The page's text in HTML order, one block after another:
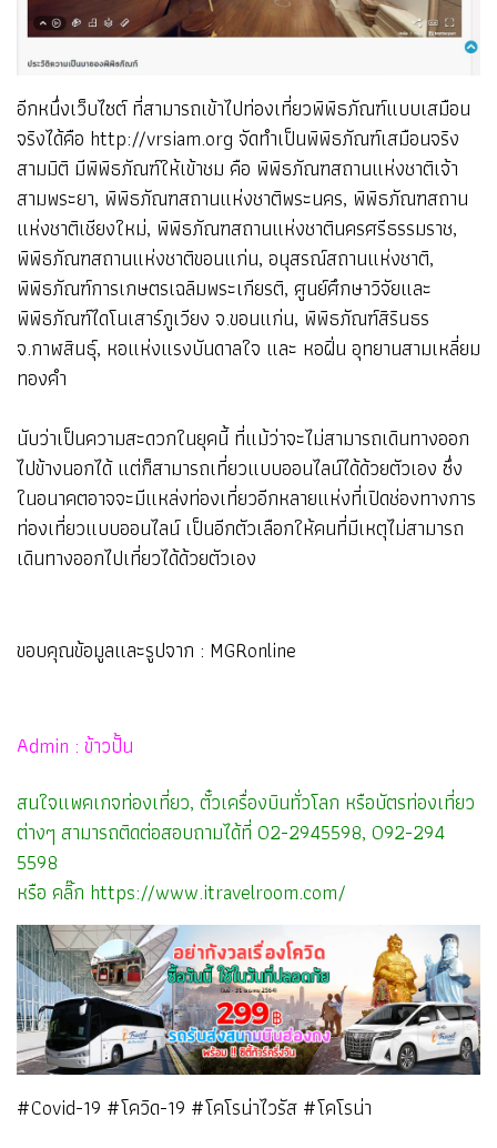
อีกหนึ่งเว็บไซต์ ที่สามารถเข้าไปท่องเที่ยวพิพิธภัณฑ์แบบเสมือน
จริงได้คือ http://vrsiam.org จัดทำเป็นพิพิธภัณฑ์เสมือนจริง
สามมิติ มีพิพิธภัณฑ์ให้เข้าชม คือ พิพิธภัณฑสถานแห่งชาติเจ้า
สามพระยา, พิพิธภัณฑสถานแห่งชาติพระนคร, พิพิธภัณฑสถาน
แห่งชาติเชียงใหม่, พิพิธภัณฑสถานแห่งชาตินครศรีธรรมราช,
พิพิธภัณฑสถานแห่งชาติขอนแก่น, อนุสรณ์สถานแห่งชาติ,
พิพิธภัณฑ์การเกษตรเฉลิมพระเกียรติ, ศูนย์ศึกษาวิจัยและ
พิพิธภัณฑ์ไดโนเสาร์ภูเวียง จ.ขอนแก่น, พิพิธภัณฑ์สิรินธร
จ.กาฬสินธุ์, หอแห่งแรงบันดาลใจ และ หอฝิ่น อุทยานสามเหลี่ยม
ทองคำ
นับว่าเป็นความสะดวกในยุคนี้ ที่แม้ว่าจะไม่สามารถเดินทางออก
ไปข้างนอกได้ แต่ก็สามารถเที่ยวแบบออนไลน์ได้ด้วยตัวเอง ซึ่ง
ในอนาคตอาจจะมีแหล่งท่องเที่ยวอีกหลายแห่งที่เปิดช่องทางการ
ท่องเที่ยวแบบออนไลน์ เป็นอีกตัวเลือกให้คนที่มีเหตุไม่สามารถ
เดินทางออกไปเที่ยวได้ด้วยตัวเอง
ขอบคุณข้อมูลและรูปจาก : MGRonline
Admin : ข้าวปั้น
สนใจแพคเกจท่องเที่ยว, ตั๋วเครื่องบินทั่วโลก หรือบัตรท่องเที่ยว
ต่างๆ สามารถติดต่อสอบถามได้ที่ 02-2945598, 092-294
5598
หรือ คลิ๊ก https://www.itravelroom.com/
#Covid-19 #โควิด-19 #โคโรน่าไวรัส #โคโรน่า